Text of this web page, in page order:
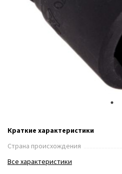
Краткие характеристики
Страна происхождения
Все характеристики